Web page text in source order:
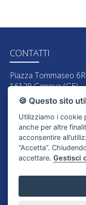
CONTATTI
Piazza Tommaseo 6R
16129 Genova (GE)
Tel. 010 316692
Cell. 338 4492940
Email:
P.IVA: 03711190102
PARTNER
🍪 Questo sito
Utilizziamo i cookie
anche per altre
acconsentire
“Accetta”.
accettare.Gestisci